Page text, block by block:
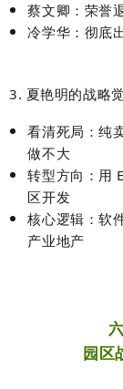
蔡文卿： 荣誉
冷学华： 彻底
3. 夏艳明的战略
看清死局：纯
做不大
转型方向： 用
区开发
核心逻辑：软
产业地产
园区